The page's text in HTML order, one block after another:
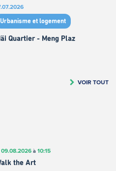
Urbanisme et logement
Quartier - Meng Plaz
VOIR TOUT
09.08.2026à 10:15
the Art